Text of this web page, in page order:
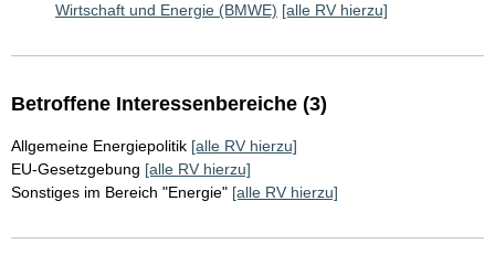
Wirtschaft und Energie (BMWE) [alle RV hierzu]
Betroffene Interessenbereiche (3)
Allgemeine Energiepolitik [alle RV hierzu]
EU-Gesetzgebung [alle RV hierzu]
Sonstiges im Bereich "Energie" [alle RV hierzu]